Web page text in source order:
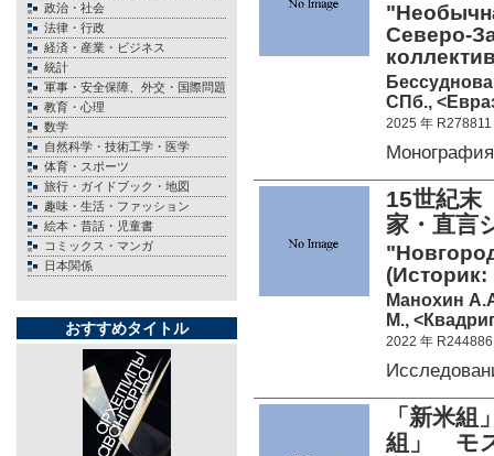
政治・社会
法律・行政
経済・産業・ビジネス
統計
軍事・安全保障、外交・国際問題
教育・心理
数学
自然科学・技術工学・医学
体育・スポーツ
旅行・ガイドブック・地図
趣味・生活・ファッション
絵本・昔話・児童書
コミックス・マンガ
日本関係
おすすめタイトル
Северо-
СПб.,
2025 年 R278811
15世紀末
家・直言
Манохин
М.,
2022 年 R244886
「新米
組」 モ